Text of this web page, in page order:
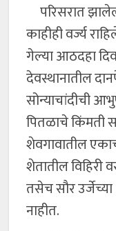
परिसरात
काहीही वर्ज्य
गेल्या आठदहा
देवस्थानातील
सोन्याचांदीची
पितळाचे किंमती
शेवगावातील
शेतातील विहिरी
तसेच सौर
नाहीत.